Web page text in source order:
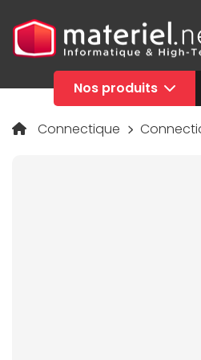
Nos produits
Connectique